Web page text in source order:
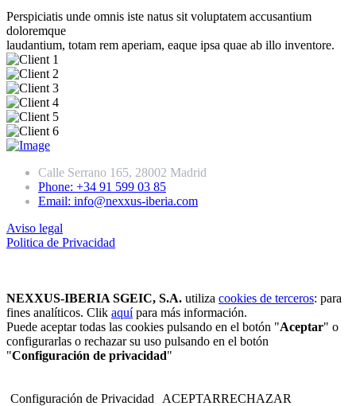
Perspiciatis unde omnis iste natus sit voluptatem accusantium
doloremque
laudantium, totam rem aperiam, eaque ipsa quae ab illo inventore.
Calle Serrano 165, 28002 Madrid
Phone: +34 91 599 03 85
Email: info@nexxus-iberia.com
Aviso legal
Politica de Privacidad
NEXXUS-IBERIA SGEIC, S.A. utiliza cookies de terceros: para
fines analíticos. Clik aquípara más información.
Puede aceptar todas las cookies pulsando en el botón "Aceptar" o
configurarlas o rechazar su uso pulsando en el botón
"Configuración de privacidad"
Configuración de Privacidad ACEPTARRECHAZAR